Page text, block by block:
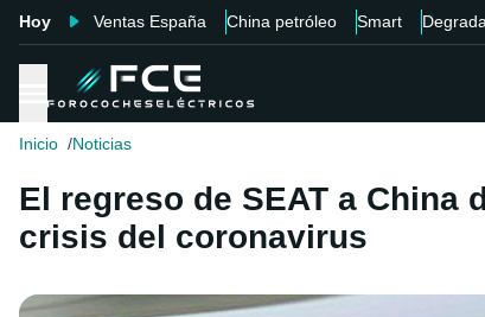
Hoy Ventas España China petróleo Smart
Inicio Noticias
El regreso de SEAT a China
crisis del coronavirus